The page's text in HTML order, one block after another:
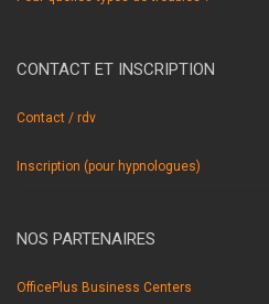
CONTACT ET INSCRIPTION
Contact / rdv
Inscription (pour hypnologues)
NOS PARTENAIRES
OfficePlus Business Centers